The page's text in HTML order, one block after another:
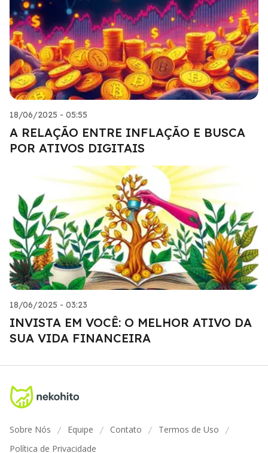
18/06/2025 - 05:55
A RELAÇÃO ENTRE INFLAÇÃO E BUSCA
POR ATIVOS DIGITAIS
18/06/2025 - 03:23
INVISTA EM VOCÊ: O MELHOR ATIVO DA
SUA VIDA FINANCEIRA
Sobre Nós / Equipe / Contato / Termos de Uso /
Política de Privacidade